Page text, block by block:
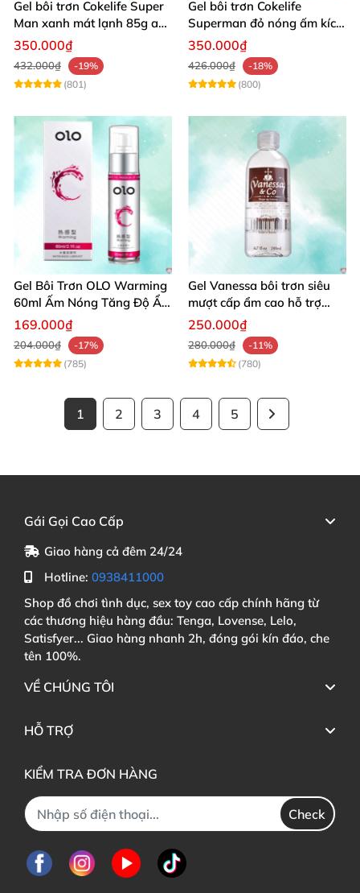
Gel bôi trơn Cokelife Super
Man xanh mát lạnh 85g an
toàn êm dịu
350.000₫
432.000₫
-19%
(801)
Gel bôi trơn Cokelife
Superman đỏ nóng ấm kích
thích hưng phấn
350.000₫
426.000₫
-18%
(800)
Gel Bôi Trơn OLO Warming
60ml Ấm Nóng Tăng Độ Ẩm
An Toàn
169.000₫
204.000₫
-17%
(785)
Gel Vanessa bôi trơn siêu
mượt cấp ẩm cao hỗ trợ
quan hệ ngọt ngào
250.000₫
280.000₫
-11%
(780)
1 2 3 4 5
Gái Gọi Cao Cấp
Giao hàng cả đêm 24/24
Hotline: 0938411000
Shop đồ chơi tình dục, sex toy cao cấp chính hãng từ
các thương hiệu hàng đầu: Tenga, Lovense, Lelo,
Satisfyer... Giao hàng nhanh 2h, đóng gói kín đáo, che
tên 100%.
VỀ CHÚNG TÔI
HỖ TRỢ
KIỂM TRA ĐƠN HÀNG
Check